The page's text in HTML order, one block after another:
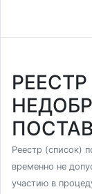
РЕЕСТР
Реестр (список)
временно не
участию в